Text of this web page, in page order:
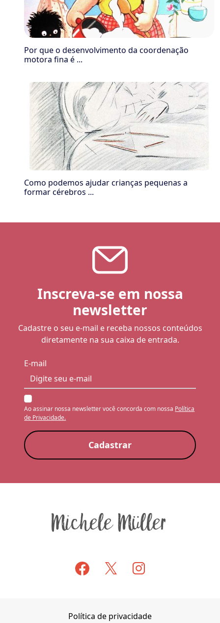
Por que o desenvolvimento da coordenação
motora fina é ...
Como podemos ajudar crianças pequenas a
formar cérebros ...
Inscreva-se em nossa
newsletter
Cadastre o seu e-mail e receba nossos conteúdos
diretamente na sua caixa de entrada.
E-mail
Ao assinar nossa newsletter você concorda com nossa Política
de Privacidade.
Cadastrar
Política de privacidade